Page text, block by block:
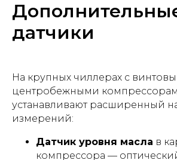
датчики
На крупных чиллерах с
центробежными
устанавливают расширенный
измерений:
Датчик уровня масла в
компрессора —